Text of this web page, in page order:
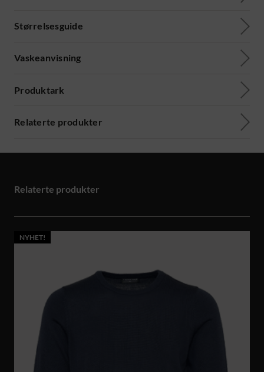
Størrelsesguide
Vaskeanvisning
Produktark
Relaterte produkter
Relaterte produkter
NYHET!